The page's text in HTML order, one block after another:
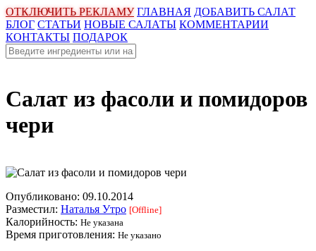
ОТКЛЮЧИТЬ РЕКЛАМУ ГЛАВНАЯ ДОБАВИТЬ САЛАТ
БЛОГ СТАТЬИ НОВЫЕ САЛАТЫ КОММЕНТАРИИ
КОНТАКТЫ ПОДАРОК
Салат из фасоли и помидоров
чери
Опубликовано: 09.10.2014
Разместил: Наталья Утро [Offline]
Калорийность: Не указана
Время приготовления: Не указано